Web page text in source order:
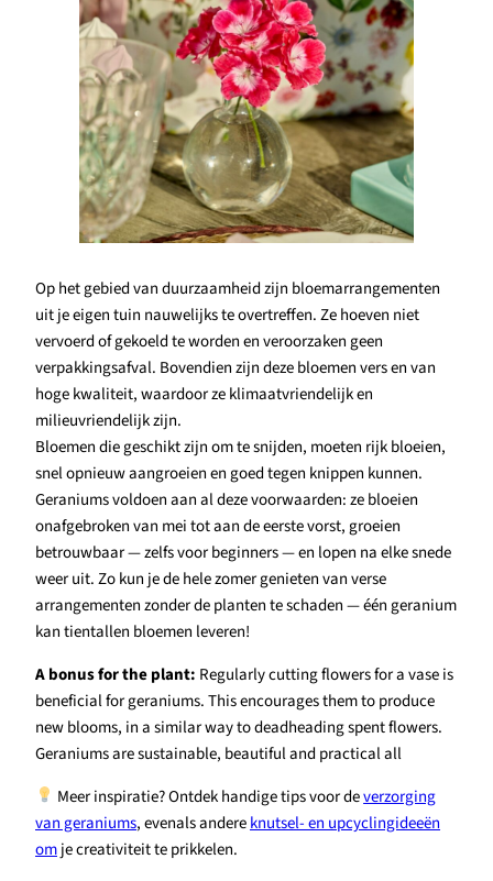
Op het gebied van duurzaamheid zijn bloemarrangementen
uit je eigen tuin nauwelijks te overtreffen. Ze hoeven niet
vervoerd of gekoeld te worden en veroorzaken geen
verpakkingsafval. Bovendien zijn deze bloemen vers en van
hoge kwaliteit, waardoor ze klimaatvriendelijk en
milieuvriendelijk zijn.
Bloemen die geschikt zijn om te snijden, moeten rijk bloeien,
snel opnieuw aangroeien en goed tegen knippen kunnen.
Geraniums voldoen aan al deze voorwaarden: ze bloeien
onafgebroken van mei tot aan de eerste vorst, groeien
betrouwbaar — zelfs voor beginners — en lopen na elke snede
weer uit. Zo kun je de hele zomer genieten van verse
arrangementen zonder de planten te schaden — één geranium
kan tientallen bloemen leveren!
A bonus for the plant: Regularly cutting flowers for a vase is
beneficial for geraniums. This encourages them to produce
new blooms, in a similar way to deadheading spent flowers.
Geraniums are sustainable, beautiful and practical all
Meer inspiratie? Ontdek handige tips voor deverzorging
van geraniums, evenals andereknutsel- en upcyclingideeën
omje creativiteit te prikkelen.